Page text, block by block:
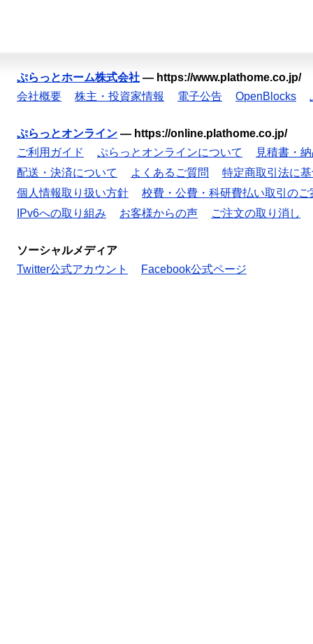
ぷらっとホーム株式会社 — https://www.plathome.co.jp/
会社概要
株主・投資家情報 電子公告 OpenBlocks
ぷらっとオンライン — https://online.plathome.co.jp/
ご利用ガイド
ぷらっとオンラインについて
見積書・
配送・決済について
よくあるご質問
特定商取引法に
個人情報取り扱い方針
校費・公費・科研費払い取引のご
IPv6への取り組み
お客様からの声 ご注文の取り消し
ソーシャルメディア
Twitter公式アカウント
Facebook公式ページ